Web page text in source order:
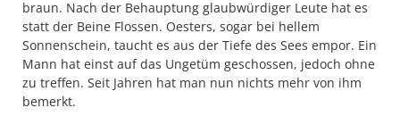
braun. Nach der Behauptung glaubwürdiger Leute hat es
statt der Beine Flossen. Oesters, sogar bei hellem
Sonnenschein, taucht es aus der Tiefe des Sees empor. Ein
Mann hat einst auf das Ungetüm geschossen, jedoch ohne
zu treffen. Seit Jahren hat man nun nichts mehr von ihm
bemerkt.